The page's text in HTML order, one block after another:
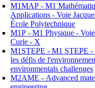
M1MAP - M1
Applications - Voie
École Polytechnique
M1P - M1 Physique -
Curie - X
M1STEPE - M1 STEPE -
les défis de
environmentals challenges
M2AME - Advanced